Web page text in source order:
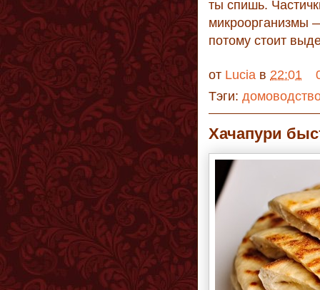
ты спишь.
микроорганизмы
потому стоит
от Lucia в 22:01
Тэги:
Хачапури